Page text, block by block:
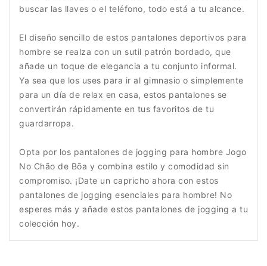
buscar las llaves o el teléfono, todo está a tu alcance.
El diseño sencillo de estos pantalones deportivos para
hombre se realza con un sutil patrón bordado, que
añade un toque de elegancia a tu conjunto informal.
Ya sea que los uses para ir al gimnasio o simplemente
para un día de relax en casa, estos pantalones se
convertirán rápidamente en tus favoritos de tu
guardarropa.
Opta por los pantalones de jogging para hombre Jogo
No Chão de Bōa y combina estilo y comodidad sin
compromiso. ¡Date un capricho ahora con estos
pantalones de jogging esenciales para hombre! No
esperes más y añade estos pantalones de jogging a tu
colección hoy.